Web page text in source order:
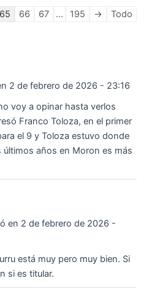
65 66 67 ... 195 →
Todo
2 de febrero de 2026 - 23:16
voy a opinar hasta verlos
Franco Toloza, en el primer
el 9 y Toloza estuvo donde
últimos años en Moron es más
en 2 de febrero de 2026 -
está muy pero muy bien. Si
si es titular.